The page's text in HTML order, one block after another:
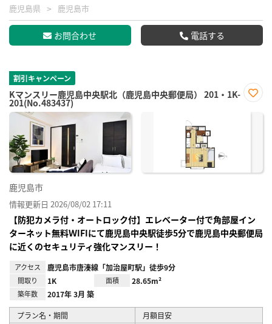
鹿児島県 鹿児島市
お問合わせ 電話する
割引キャンペーン
Kマンスリー鹿児島中央駅北（鹿児島中央郵便局） 201・1K-
201(No.483437)
に入
鹿児島市
情報更新日 2026/08/02 17:11
【防犯カメラ付・オートロック付】エレベーター付で角部屋イン
ターネット無料ＷIFIにて鹿児島中央駅徒歩5分で鹿児島中央郵便局
に近くのセキュリティ強化マンスリー！
アクセス 鹿児島市唐湊線「加治屋町駅」徒歩9分
間取り 1K 面積 28.65m²
築年数 2017年 3月 築
プラン名・期間
月額目安